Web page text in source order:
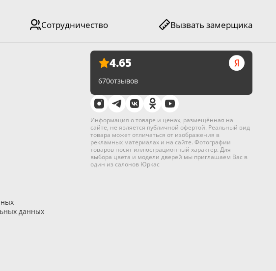
Сотрудничество Вызвать замерщика
4.65
670отзывов
Информация о товаре и ценах, размещённая на
сайте, не является публичной офертой. Реальный вид
товара может отличаться от изображения в
рекламных материалах и на сайте. Фотографии
товаров носят иллюстрационный характер. Для
выбора цвета и модели дверей мы приглашаем Вас в
один из салонов Юркас
данных